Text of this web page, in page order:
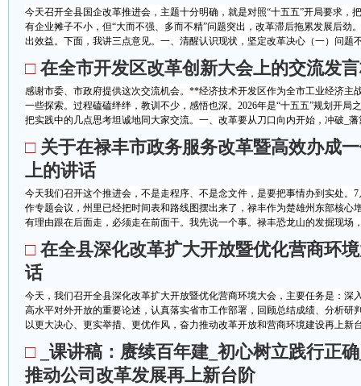
今天召开全县国企改革推进会，主题十分明确，就是对照“十五五”开局要求，
有企业摊子不小，但“大而不强、多而不精”问题突出，改革滞后拖累发展后劲
出效益。下面，我讲三点意见。一、清醒认识现状，坚定改革决心（一）问题
□ 在全市开发区改革创新大会上的交流发
感谢市委、市政府提供这次交流机会。**经济技术开发区作为全市工业经济主
一些探索。过程磕磕绊绊，教训不少，感悟也深。2026年是“十五五”规划开局
把实践中的几点思考坦诚地同大家交流。一、改革要从刀口向内开始，冲破_
□ 关于在禄丰市政务服务改革暨高效办成
上的讲话
今天我们召开这个推进会，不是走程序、不是念文件，是要把事情办到实处。
作专题会议，州里已经把时间表和路线图摆出来了，禄丰作为楚雄州东部核心
有理由跟在后面走，必须走在前面干。我先说一个事。禄丰恐龙山的发掘现
□ 在全县深化改革扩大开放暨优化营商环
话
今天，我们召开全县深化改革扩大开放暨优化营商环境大会，主要任务是：深
高水平对外开放的重要论述，认真落实省市工作部署，回顾总结成绩、分析研
以更大决心、更实举措、更优作风，奋力推动改革开放和营商环境建设再上新
□
_课讲稿：赓续百年建_初心树立践行正
推动公司改革发展再上新台阶